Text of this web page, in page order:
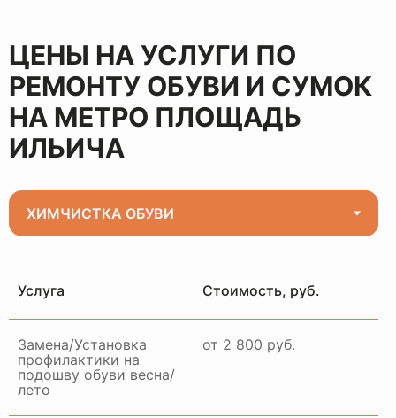
ЦЕНЫ НА УСЛУГИ ПО
РЕМОНТУ ОБУВИ И СУМОК
НА МЕТРО ПЛОЩАДЬ
ИЛЬИЧА
Услуга Стоимость, руб.
Замена/Установка
профилактики на
подошву обуви весна/
лето
от 2 800 руб.